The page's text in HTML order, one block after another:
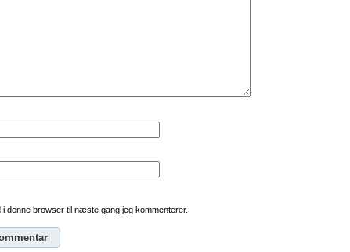
denne browser til næste gang jeg kommenterer.